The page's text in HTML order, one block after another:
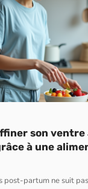
son ventre
à une
post-partum ne suit